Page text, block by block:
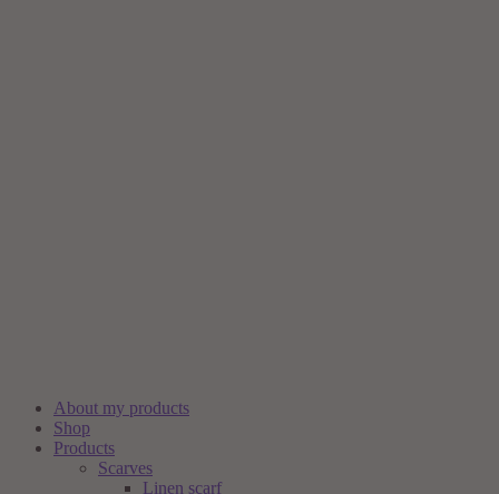
About my products
Shop
Products
Scarves
Linen scarf